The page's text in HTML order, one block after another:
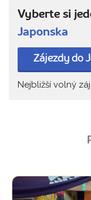
Vyberte si
Japonska
Zájezdy do
Nejbližší volný